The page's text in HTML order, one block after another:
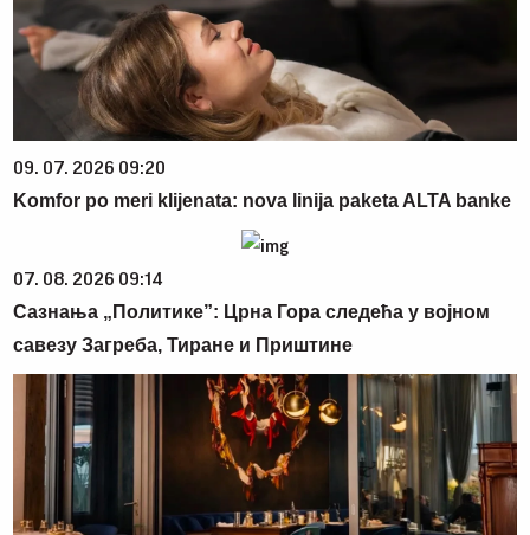
09. 07. 2026 09:20
Komfor po meri klijenata: nova linija paketa ALTA banke
07. 08. 2026 09:14
Сазнања „Политике”: Црна Гора следећа у војном
савезу Загреба, Тиране и Приштине